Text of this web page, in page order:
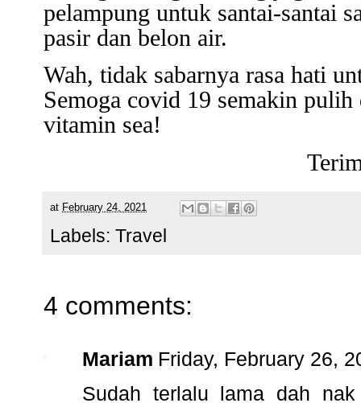
pelampung untuk santai-santai
pasir dan belon air.
Wah, tidak sabarnya rasa hati
Semoga covid 19 semakin
vitamin sea!
at February 24, 2021
Labels: Travel
4 comments:
Mariam Friday, February 26,
Sudah terlalu lama dah